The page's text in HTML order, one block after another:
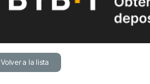
Volver a la lista